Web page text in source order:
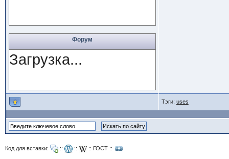
Форум
Загрузка...
Тэги: uses
Код для вставки: :: :: :: ГОСТ::